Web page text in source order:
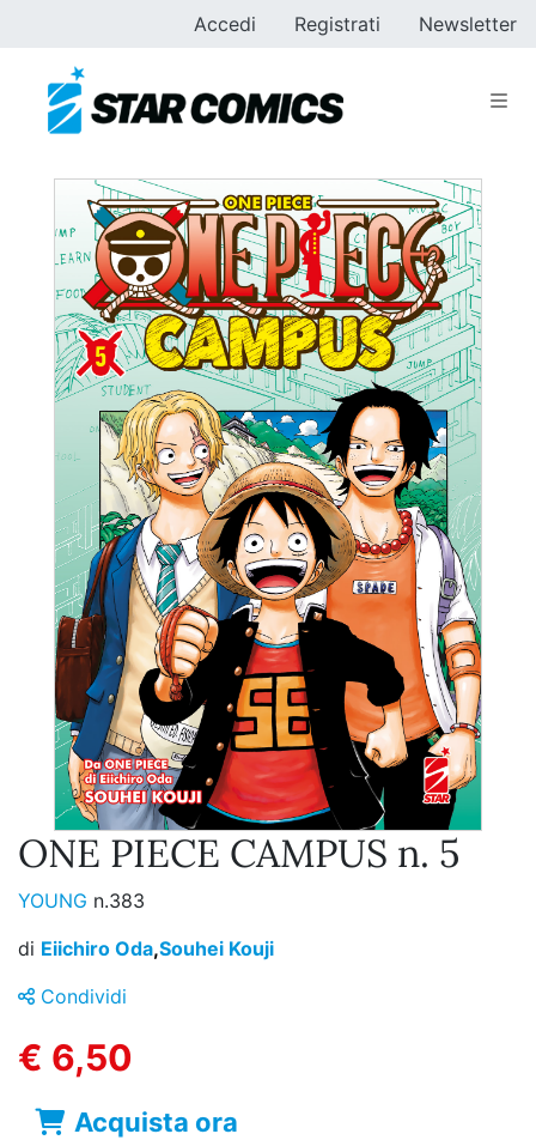
Accedi Registrati Newsletter
ONE PIECE CAMPUS n. 5
YOUNG n.383
di Eiichiro Oda,Souhei Kouji
Condividi
€ 6,50
Acquista ora